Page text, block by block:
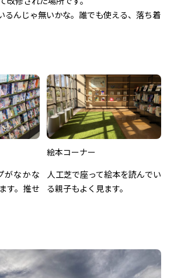
るんじゃ無いかな。誰でも使える、落ち着
がなかな
す。推せ
絵本コーナー
人工芝で座って絵本を読んでい
る親子もよく見ます。